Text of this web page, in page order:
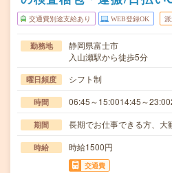
交通費別途支給あり WEB登録OK 派
勤務地
静岡県富士市
入山瀬駅から徒歩5分
曜日頻度 シフト制
時間 06:45～15:0014:45～
期間 長期でお仕事できる方、大
時給 時給1500円
交通費